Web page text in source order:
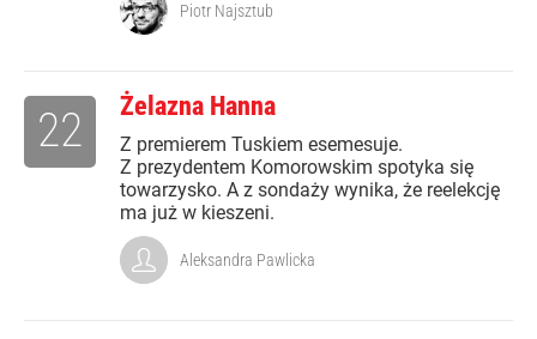
Piotr Najsztub
Żelazna Hanna
Z premierem Tuskiem esemesuje.
Z prezydentem Komorowskim spotyka się
towarzysko. A z sondaży wynika, że reelekcję
ma już w kieszeni.
22
Aleksandra Pawlicka